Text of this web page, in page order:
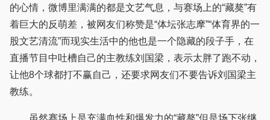
的心情，微博里满满的都是文艺气息，与赛场上的“藏獒”有
着巨大的反萌差，被网友们称赞是“体坛张志摩”“体育界的一
股文艺清流”而现实生活中的他也是一个隐藏的段子手，在
直播节目中吐槽自己的主教练刘国梁，表示太胖了跑不动，
让他8个球都打不赢自己，还要求网友们不要告诉刘国梁主
教练。